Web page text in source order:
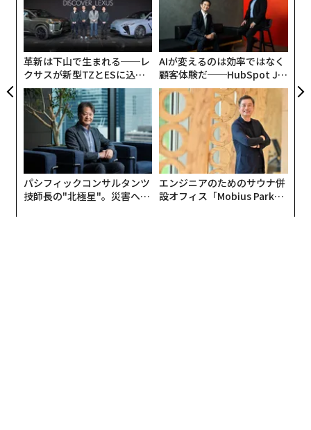
革新は下山で生まれる──レ
クサスが新型TZとESに込め
た「DISCOVER」の哲学
AIが変えるのは効率ではなく
顧客体験だ──HubSpot Ja
panが語る「Grow Better」
な組織のつくり方
パシフィックコンサルタンツ
技師長の"北極星"。災害への
エンジニアのためのサウナ併
設オフィス「Mobius Park」